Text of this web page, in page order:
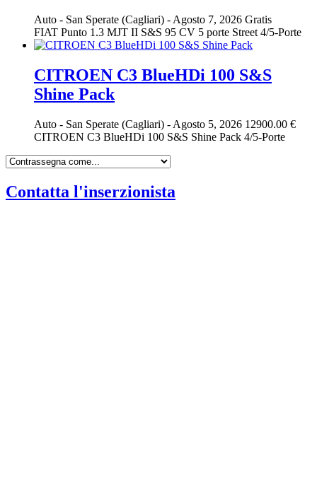
Auto - San Sperate (Cagliari) - Agosto 7, 2026 Gratis
FIAT Punto 1.3 MJT II S&S 95 CV 5 porte Street 4/5-Porte
CITROEN C3 BlueHDi 100 S&S
Shine Pack
Auto - San Sperate (Cagliari) - Agosto 5, 2026 12900.00 €
CITROEN C3 BlueHDi 100 S&S Shine Pack 4/5-Porte
Contatta l'inserzionista